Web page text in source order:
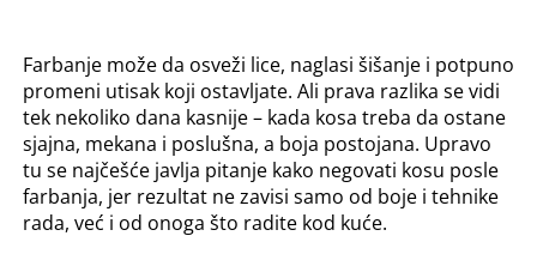
Farbanje može da osveži lice, naglasi šišanje i potpuno
promeni utisak koji ostavljate. Ali prava razlika se vidi
tek nekoliko dana kasnije – kada kosa treba da ostane
sjajna, mekana i poslušna, a boja postojana. Upravo
tu se najčešće javlja pitanje kako negovati kosu posle
farbanja, jer rezultat ne zavisi samo od boje i tehnike
rada, već i od onoga što radite kod kuće.